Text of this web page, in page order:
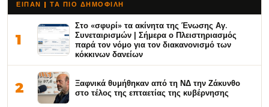
ΕΙΠΑΝ | ΤΑ ΠΙΟ ΔΗΜΟΦΙΛΉ
1
Στο «σφυρί» τα ακίνητα της Ένωσης Αγ.
Συνεταιρισμών | Σήμερα ο Πλειστηριασμός
παρά τον νόμο για τον διακανονισμό των
κόκκινων δανείων
2
Ξαφνικά θυμήθηκαν από τη ΝΔ την Ζάκυνθο
στο τέλος της επταετίας της κυβέρνησης